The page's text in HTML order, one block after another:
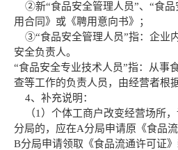
②新“食品安全管理人员”、“食品
用合同》或《聘用意向书》；
③“食品安全管理人员”指：企业
安全负责人。
“食品安全专业技术人员”指：从事
查等工作的负责人员，由经营者根
4、补充说明：
（1）个体工商户改变经营场所
分局的，应在A分局申请原《食品
B分局申请领取《食品流通许可证》